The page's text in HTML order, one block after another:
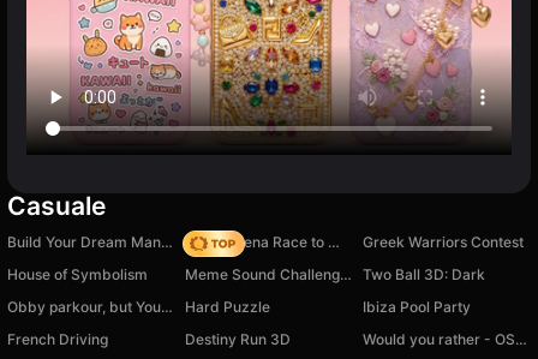
Casuale
Build Your Dream Mansion! Battle Arena Race to Win
Greek Warriors Contest
House of Symbolism
Meme Sound Challenge 3D
Two Ball 3D: Dark
Obby parkour, but You're an animal
Hard Puzzle
Ibiza Pool Party
French Driving
Destiny Run 3D
Would you rather - OSCAR 2025 game